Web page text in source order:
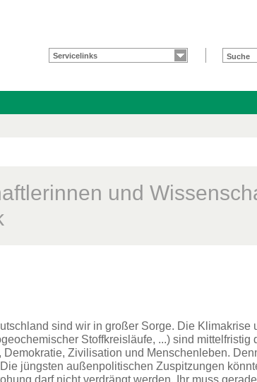
Servicelinks
und
sind wir in großer Sorge. Die Klima­krise
Stoffkreisläu­fe, ...) sind mittelfristig
Zivilisation und Menschenleben.
jüngsten außenpolitischen Zuspitzungen